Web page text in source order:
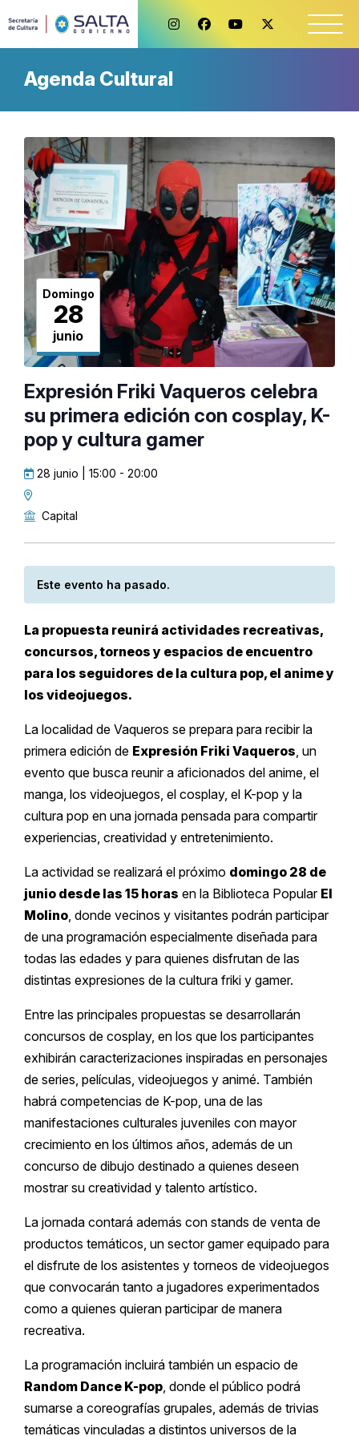
Agenda Cultural
Domingo
28
junio
Expresión Friki Vaqueros celebra
su primera edición con cosplay, K-
pop y cultura gamer
28 junio | 15:00 - 20:00
Capital
Este evento ha pasado.
La propuesta reunirá actividades recreativas,
concursos, torneos y espacios de encuentro
para los seguidores de la cultura pop, el anime y
los videojuegos.
La localidad de Vaqueros se prepara para recibir la
primera edición de Expresión Friki Vaqueros , un
evento que busca reunir a aficionados del anime, el
manga, los videojuegos, el cosplay, el K-pop y la
cultura pop en una jornada pensada para compartir
experiencias, creatividad y entretenimiento.
La actividad se realizará el próximo domingo 28 de
junio desde las 15 horas en la Biblioteca Popular El
Molino , donde vecinos y visitantes podrán participar
de una programación especialmente diseñada para
todas las edades y para quienes disfrutan de las
distintas expresiones de la cultura friki y gamer.
Entre las principales propuestas se desarrollarán
concursos de cosplay, en los que los participantes
exhibirán caracterizaciones inspiradas en personajes
de series, películas, videojuegos y animé. También
habrá competencias de K-pop, una de las
manifestaciones culturales juveniles con mayor
crecimiento en los últimos años, además de un
concurso de dibujo destinado a quienes deseen
mostrar su creatividad y talento artístico.
La jornada contará además con stands de venta de
productos temáticos, un sector gamer equipado para
el disfrute de los asistentes y torneos de videojuegos
que convocarán tanto a jugadores experimentados
como a quienes quieran participar de manera
recreativa.
La programación incluirá también un espacio de
Random Dance K-pop , donde el público podrá
sumarse a coreografías grupales, además de trivias
temáticas vinculadas a distintos universos de la